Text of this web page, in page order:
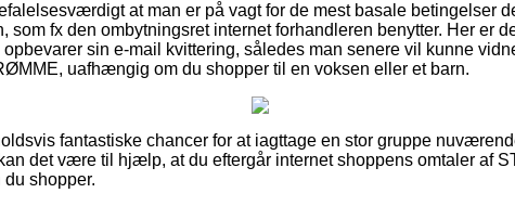
at man er på vagt for de mest basale betingelser
som fx den ombytningsret internet forhandleren benytter. Her er
sin e-mail kvittering, således man senere vil kunne
uafhængig om du shopper til en voksen eller et barn.
fantastiske chancer for at iagttage en stor gruppe
det være til hjælp, at du eftergår internet shoppens omtaler af
shopper.